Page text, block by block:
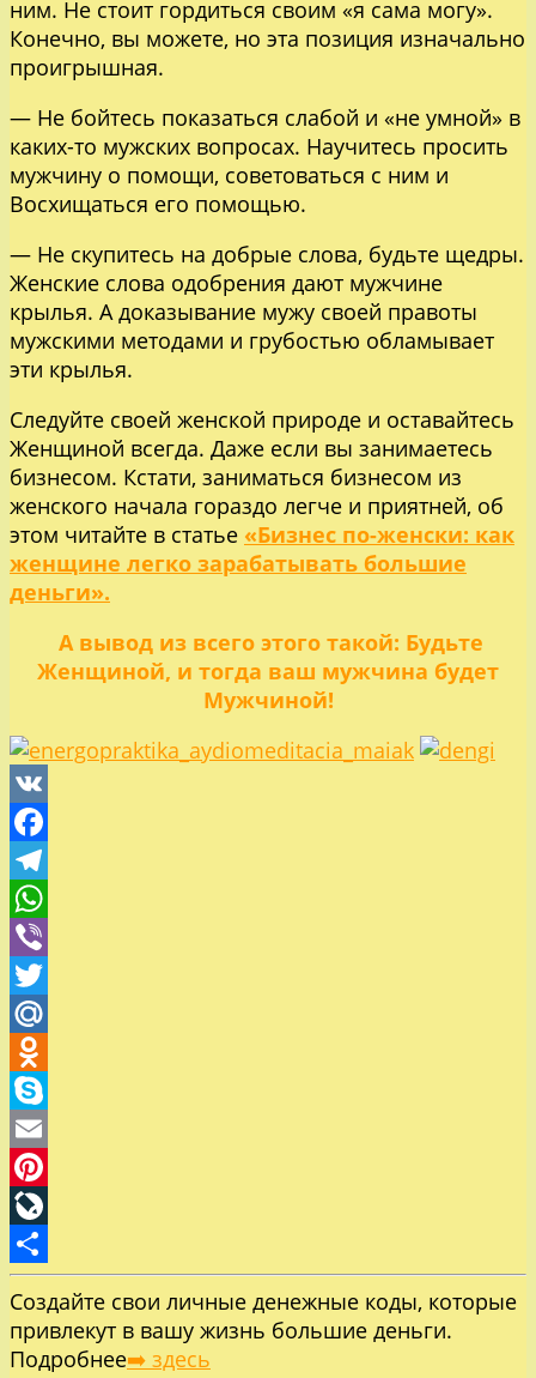
ним. Не стоит гордиться своим «я сама могу».
Конечно, вы можете, но эта позиция изначально
проигрышная.
— Не бойтесь показаться слабой и «не умной» в
каких-то мужских вопросах. Научитесь просить
мужчину о помощи, советоваться с ним и
Восхищаться его помощью.
— Не скупитесь на добрые слова, будьте щедры.
Женские слова одобрения дают мужчине
крылья. А доказывание мужу своей правоты
мужскими методами и грубостью обламывает
эти крылья.
Следуйте своей женской природе и оставайтесь
Женщиной всегда. Даже если вы занимаетесь
бизнесом. Кстати, заниматься бизнесом из
женского начала гораздо легче и приятней, об
этом читайте в статье «Бизнес по-женски: как
женщине легко зарабатывать большие
деньги».
А вывод из всего этого такой: Будьте
Женщиной, и тогда ваш мужчина будет
Мужчиной!
VK
Facebook
Telegram
WhatsApp
Viber
Twitter
Mail.Ru
Odnoklassniki
Skype
Email
Pinterest
LiveJournal
Отправить
Создайте свои личные денежные коды, которые
привлекут в вашу жизнь большие деньги.
Подробнее➡️ здесь